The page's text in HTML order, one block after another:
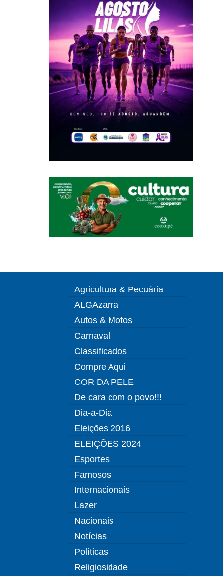
Agricultura & Pecuária
ALGAzarra
Autos & Motos
Carnaval
Classificados
Compre Aqui
COR DA PELE
De cara com o povo!!!
Dia-a-Dia
Eleições 2016
ELEIÇÕES 2024
Esportes
Famosos
Internacionais
Lazer
Nacionais
Notícias
Políticas
Religiosidade